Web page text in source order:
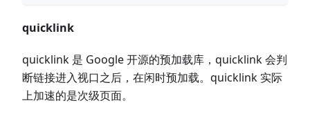
quicklink
quicklink 是 Google 开源的预加载库，quicklink 会判
断链接进入视口之后，在闲时预加载。quicklink 实际
上加速的是次级页面。